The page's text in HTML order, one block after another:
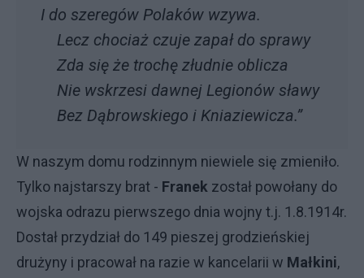
I do szeregów Polaków wzywa.
Lecz chociaż czuje zapał do sprawy
Zda się że trochę złudnie oblicza
Nie wskrzesi dawnej Legionów sławy
Bez Dąbrowskiego i Kniaziewicza.”
W naszym domu rodzinnym niewiele się zmieniło.
Tylko najstarszy brat - Franek został powołany do
wojska odrazu pierwszego dnia wojny t.j. 1.8.1914r.
Dostał przydział do 149 pieszej grodzieńskiej
drużyny i pracował na razie w kancelarii w Małkini,